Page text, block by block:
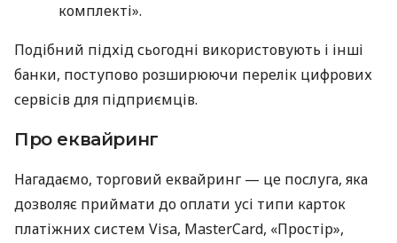
комплекті».
Подібний підхід сьогодні використовують і інші
банки, поступово розширюючи перелік цифрових
сервісів для підприємців.
Про еквайринг
Нагадаємо, торговий еквайринг — це послуга, яка
дозволяє приймати до оплати усі типи карток
платіжних систем Visa, MasterCard, «Простір»,